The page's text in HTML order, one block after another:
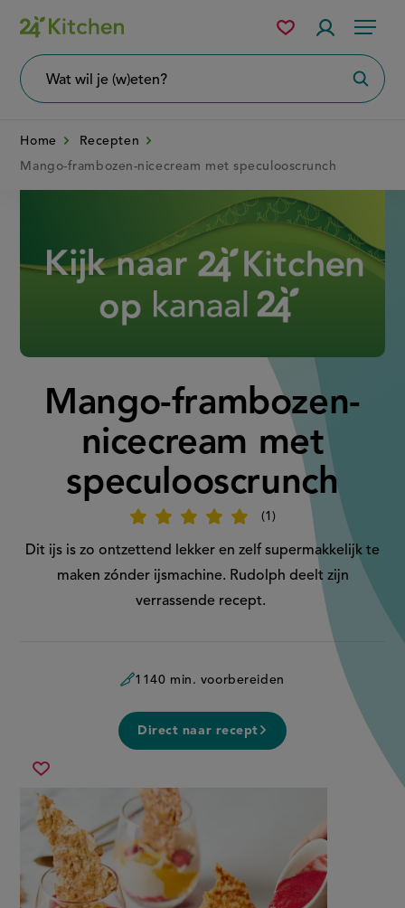
Overslaan
en
naar
Menu
wil
Mijn
bewaarde
Home
Recepten
Mango-frambozen-nicecream met speculooscrunch
Mango-frambozen-
nicecream met
speculooscrunch
1
Beoordeel
'
Mango-
frambozen-
nicecream
met
speculooscrunch'
Dit ijs is zo ontzettend lekker en zelf supermakkelijk te
maken zónder ijsmachine. Rudolph deelt zijn
verrassende recept.
1140 min. voorbereiden
Direct naar recept
Sla
recept
op
mango-
frambozen-
nicecream
met
speculooscrunch